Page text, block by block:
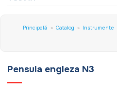
Principală » Catalog » Instrumente
Pensula engleza N3